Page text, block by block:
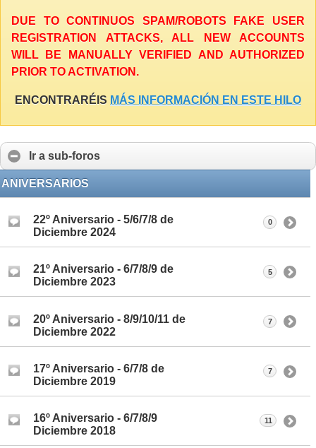
DUE TO CONTINUOS SPAM/ROBOTS FAKE USER
REGISTRATION ATTACKS, ALL NEW ACCOUNTS
WILL BE MANUALLY VERIFIED AND AUTHORIZED
PRIOR TO ACTIVATION.
ENCONTRARÉIS MÁS INFORMACIÓN EN ESTE HILO
Ir a sub-foros
ANIVERSARIOS
22º Aniversario - 5/6/7/8 de
Diciembre 2024
0
21º Aniversario - 6/7/8/9 de
Diciembre 2023
5
20º Aniversario - 8/9/10/11 de
Diciembre 2022
7
17º Aniversario - 6/7/8 de
Diciembre 2019
7
16º Aniversario - 6/7/8/9
Diciembre 2018
11